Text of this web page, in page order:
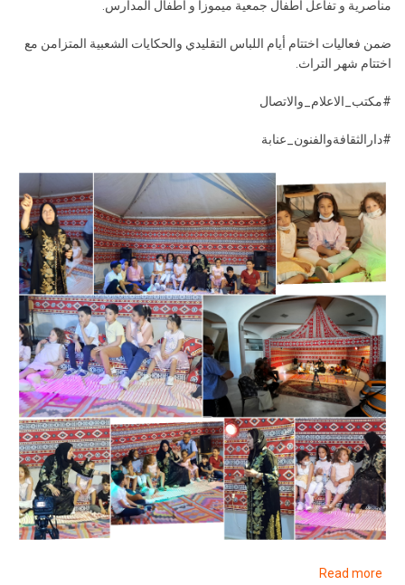
مناصرية و تفاعل أطفال جمعية ميموزا و أطفال المدارس.
ضمن فعاليات اختتام أيام اللباس التقليدي والحكايات الشعبية المتزامن مع
اختتام شهر التراث.
#مكتب_الاعلام_والاتصال
#دارالثقافةوالفنون_عنابة
Read more